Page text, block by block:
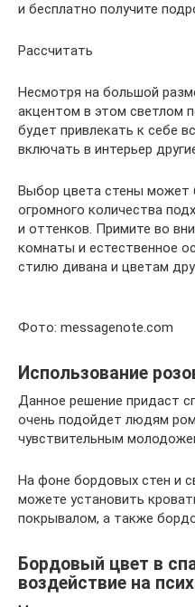
и бесплатно получите
Рассчитать
Несмотря на большой
акцентом в этом светлом
будет привлекать к себе
включать в интерьер
Выбор цвета стены может
огромного количества
и оттенков. Примите во
комнаты и естественное
стилю дивана и цветам
Фото: messagenote.com
Использование
Данное решение придаст
очень подойдет людям
чувствительным
На фоне бордовых стен и
можете установить
покрывалом, а также
Бордовый цвет в
воздействие на